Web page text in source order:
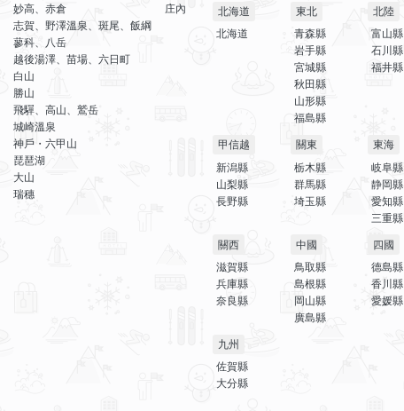
妙高、赤倉
志賀、野澤溫泉、斑尾、飯綱
蓼科、八岳
越後湯澤、苗場、六日町
白山
勝山
飛驒、高山、鷲岳
城崎溫泉
神戶・六甲山
琵琶湖
大山
瑞穗
庄內
北海道
北海道
東北
青森縣
岩手縣
宮城縣
秋田縣
山形縣
福島縣
北陸
富山縣
石川縣
福井縣
甲信越
新潟縣
山梨縣
長野縣
關東
栃木縣
群馬縣
埼玉縣
東海
岐阜縣
静岡縣
愛知縣
三重縣
關西
滋賀縣
兵庫縣
奈良縣
中國
鳥取縣
島根縣
岡山縣
廣島縣
四國
德島縣
香川縣
愛媛縣
九州
佐賀縣
大分縣